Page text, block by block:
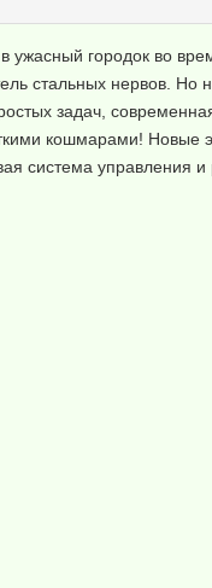
в ужасный городок во
стальных нервов.
задач,
кошмарами!
система управления